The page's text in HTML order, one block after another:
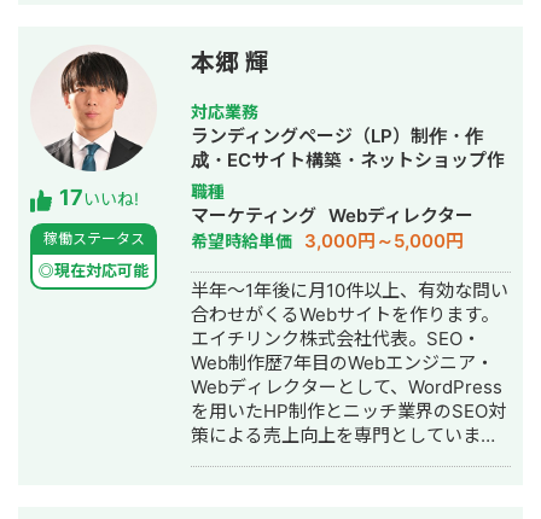
額費用の一切かからないサイト制作を
行なっております。 制作実績はこちら
です。 アフロリゾート様
https://afroresort.com/ ホワイトニン
グプラス様 http://whitening-plus.net/
山陽重機株式会社様
http://xs895320.xsrv.jp/ 有限会社KYK
様 http://ks211228.wpx.jp/ etc.... 迅速
なレスポンスかつ真摯な対応を心がけ
ております。 ご縁をいただけた際には
末永くお付き合いができれば幸甚で
す。 どうぞよろしくお願い致します。
土日休日や深夜早朝など、 お客様のニ
ーズにできる限り柔軟に対応させてい
ただきます。 お急ぎの案件等もお気軽
にご相談ください。 ちなみに仕事とは
関係ないのですが、
2020/12/15~2021/8/28でヒッチハイク
17いいね!
稼働ステータス
◎現在対応可能
本郷 輝
対応業務
ランディングページ（LP）制作・作
成・ECサイト構築・ネットショップ作
成代行・SEO対策・記事作成代行・ラ
イティング・ホームページ制作・作
成・オウンドメディア制作・構築・運
用代行
職種
マーケティング Webディレクター
希望時給単価 3,000円～5,000円
半年～1年後に月10件以上、有効な問い
合わせがくるWebサイトを作ります。
エイチリンク株式会社代表。SEO・
Web制作歴7年目のWebエンジニア・
Webディレクターとして、WordPress
を用いたHP制作とニッチ業界のSEO対
策による売上向上を専門としていま